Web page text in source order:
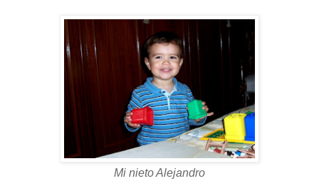
Mi nieto Alejandro